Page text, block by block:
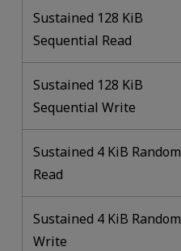
Sustained 128 KiB
Sequential Read
Sustained 128 KiB
Sequential Write
Sustained 4 KiB Random
Read
Sustained 4 KiB Random
Write